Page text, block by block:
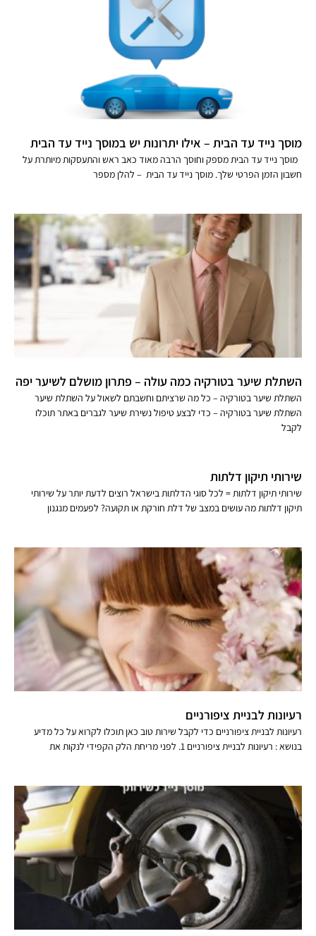
מוסך נייד עד הבית – אילו יתרונות יש במוסך נייד עד הבית
מוסך נייד עד הבית מספק וחוסך הרבה מאוד כאב ראש והתעסקות מיותרת על
חשבון הזמן הפרטי שלך. מוסך נייד עד הבית – להלן מספר
השתלת שיער בטורקיה כמה עולה – פתרון מושלם לשיער יפה
השתלת שיער בטורקיה – כל מה שרציתם וחשבתם לשאול על השתלת שיער
השתלת שיער בטורקיה – כדי לבצע טיפול נשירת שיער לגברים באתר תוכלו
לקבל
שירותי תיקון דלתות
שירותי תיקון דלתות = לכל סוגי הדלתות בישראל רוצים לדעת יותר על שירותי
תיקון דלתות מה עושים במצב של דלת חורקת או תקועה? לפעמים מנגנון
רעיונות לבניית ציפורניים
רעיונות לבניית ציפורניים כדי לקבל שירות טוב כאן תוכלו לקרוא על כל מדיע
בנושא : רעיונות לבניית ציפורניים 1. לפני מריחת הלק הקפידי לנקות את